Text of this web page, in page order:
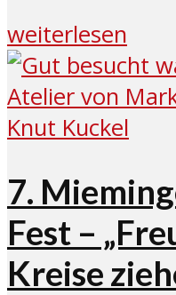
weiterlesen
7.
Fest –
Kreise